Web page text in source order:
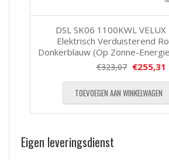
DSL SK06 1100KWL VELUX
Elektrisch Verduisterend
Donkerblauw (Op Zonne-
€323,07 €255,31
TOEVOEGEN AAN WINKELWAGEN
Eigen leveringsdienst